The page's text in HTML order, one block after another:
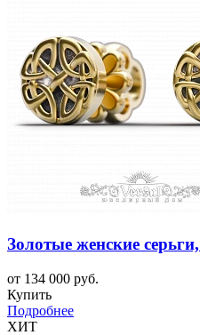
Золотые женские
от 134 000 руб.
Купить
Подробнее
ХИТ